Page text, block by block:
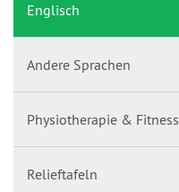
Englisch
Andere Sprachen
Physiotherapie & Fitness
Relieftafeln